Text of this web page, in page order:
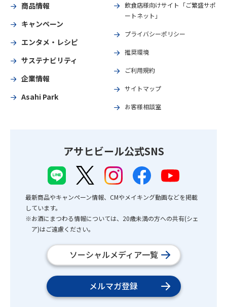
商品情報
キャンペーン
エンタメ・レシピ
サステナビリティ
企業情報
Asahi Park
飲食店様向けサイト「ご繁盛サポ
ートネット」
プライバシーポリシー
推奨環境
ご利用規約
サイトマップ
お客様相談室
アサヒビール公式SNS
最新商品やキャンペーン情報、CMやメイキング動画などを掲載
しています。
※お酒にまつわる情報については、20歳未満の方への共有(シェ
ア)はご遠慮ください。
ソーシャルメディア一覧
メルマガ登録